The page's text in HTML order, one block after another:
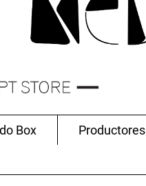
Box Productores